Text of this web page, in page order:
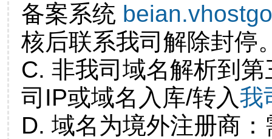
备案系统
核后联系我司解除封停
C. 非我司域名解析到
司IP或域名入库/转入我
D. 域名为境外注册商